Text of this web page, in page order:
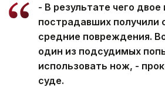
- В результате чего двое
пострадавших получили
средние повреждения.
один из подсудимых
использовать нож, -
суде.